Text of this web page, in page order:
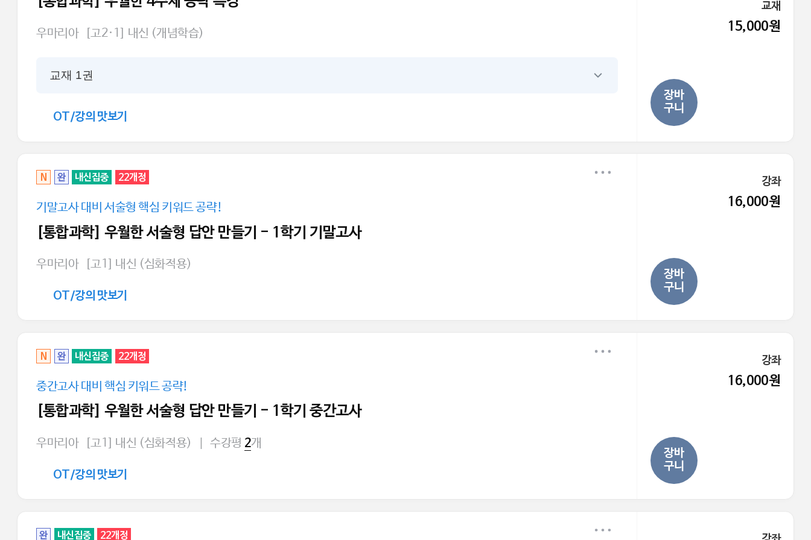
우마리아 [고2·1] 내신 (개념학습)
교재 1권
OT/강의 맛보기
교재
15,000원
장바
구니
N 완 내신집중 22개정
기말고사 대비 서술형 핵심 키워드 공략!
[통합과학] 우월한 서술형 답안 만들기 - 1학기 기말고사
우마리아 [고1] 내신 (심화적용)
OT/강의 맛보기
강좌
16,000원
장바
구니
N 완 내신집중 22개정
중간고사 대비 핵심 키워드 공략!
[통합과학] 우월한 서술형 답안 만들기 - 1학기 중간고사
우마리아 [고1] 내신 (심화적용) 수강평 2개
OT/강의 맛보기
강좌
16,000원
장바
구니
완 내신집중 22개정